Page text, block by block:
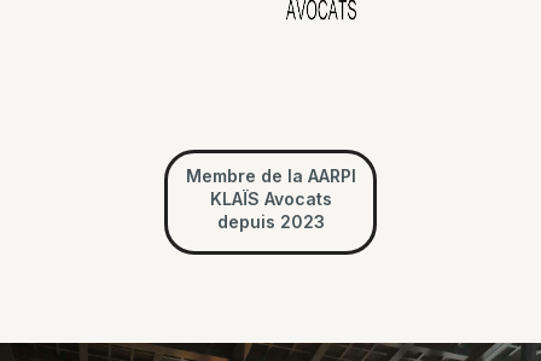
Membre de la AARPI
KLAÏS Avocats
depuis 2023